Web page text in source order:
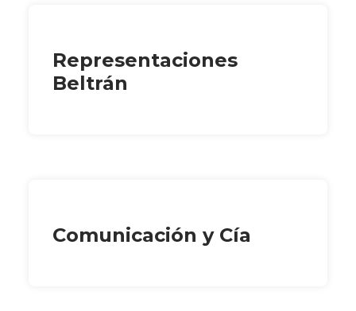
Representaciones
Beltrán
Comunicación y Cía